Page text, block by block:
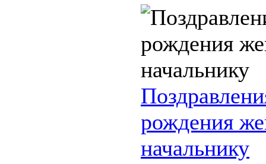
рождения
начальнику